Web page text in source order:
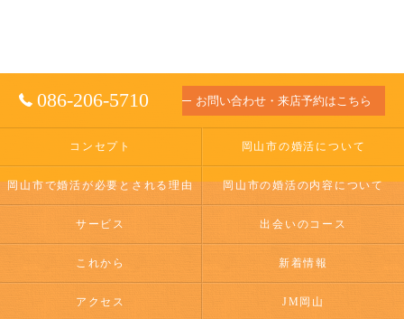
086-206-5710 お問い合わせ・来店予約はこちら
コンセプト 岡山市の婚活について
岡山市で婚活が必要とされる理由 岡山市の婚活の内容について
サービス 出会いのコース
これから 新着情報
アクセス JM岡山